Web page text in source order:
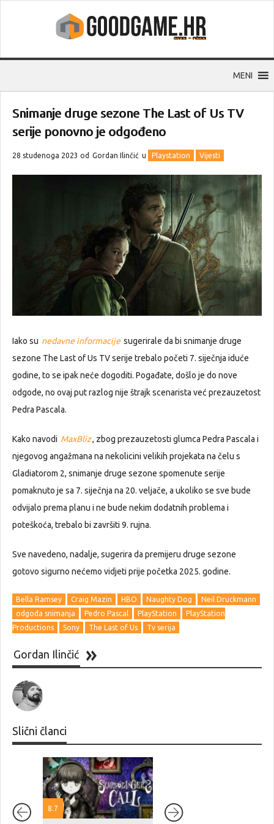
MENI
Snimanje druge sezone The Last of Us TV
serije ponovno je odgođeno
28 studenoga 2023 od Gordan Ilinčić u Playstation Vijesti
Iako su nedavne informacije sugerirale da bi snimanje druge
sezone The Last of Us TV serije trebalo početi 7. siječnja iduće
godine, to se ipak neće dogoditi. Pogađate, došlo je do nove
odgode, no ovaj put razlog nije štrajk scenarista već prezauzetost
Pedra Pascala.
Kako navodi MaxBliz, zbog prezauzetosti glumca Pedra Pascala i
njegovog angažmana na nekolicini velikih projekata na čelu s
Gladiatorom 2, snimanje druge sezone spomenute serije
pomaknuto je sa 7. siječnja na 20. veljače, a ukoliko se sve bude
odvijalo prema planu i ne bude nekim dodatnih problema i
poteškoća, trebalo bi završiti 9. rujna.
Sve navedeno, nadalje, sugerira da premijeru druge sezone
gotovo sigurno nećemo vidjeti prije početka 2025. godine.
Bella Ramsey Craig Mazin HBO Naughty Dog
Neil Druckmann
odgoda snimanja
Pedro Pascal PlayStation
PlayStation
Productions
Sony The Last of Us Tv serija
Gordan Ilinčić
Slični članci
8.7